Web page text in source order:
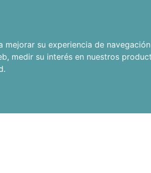
su experiencia de
, medir su interés en nuestros
.